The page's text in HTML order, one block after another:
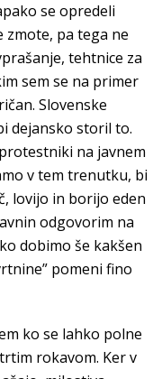
se opredeli
zmote, pa tega ne
tehtnice za
sem se na primer
Slovenske
dejansko storil to.
na javnem
v tem trenutku, bi
lovijo in borijo eden
odgovorim na
dobimo še kakšen
pomeni fino
ko se lahko polne
rokavom. Ker v